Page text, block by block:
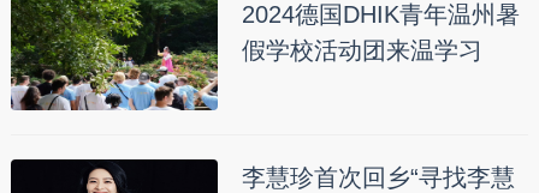
2024德国DHIK青年温州暑
假学校活动团来温学习
李慧珍首次回乡“寻找李慧